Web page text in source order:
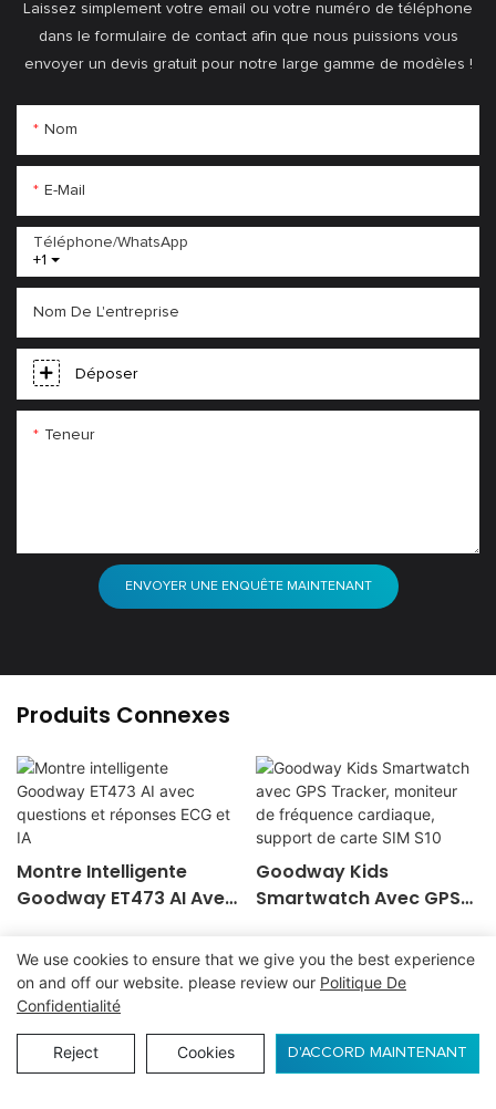
Laissez simplement votre email ou votre numéro de téléphone
dans le formulaire de contact afin que nous puissions vous
envoyer un devis gratuit pour notre large gamme de modèles !
Nom
E-Mail
+1
Téléphone/WhatsApp
Nom De L'entreprise
Déposer
Teneur
ENVOYER UNE ENQUÊTE MAINTENANT
Produits Connexes
Montre Intelligente
Goodway ET473 AI Avec
ECG Et IA
Goodway Kids
Smartwatch Avec GPS
Fréquence Cardiaque,
Support De Carte SIM
We use cookies to ensure that we give you the best experience
on and off our website. please review our Politique De
Confidentialité
Reject Cookies D'ACCORD MAINTENANT
ENQUÊTE